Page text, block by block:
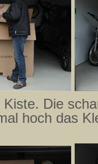
Die
hoch das